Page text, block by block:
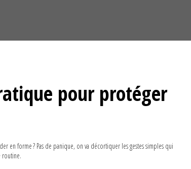
pour protéger
en forme ? Pas de panique, on va décortiquer les gestes simples qui
routine.